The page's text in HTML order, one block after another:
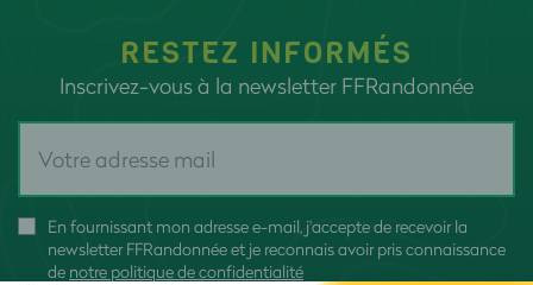
RESTEZ INFORMÉS
Inscrivez-vous à la newsletter FFRandonnée
En fournissant mon adresse e-mail, j'accepte de recevoir la
newsletter FFRandonnée et je reconnais avoir pris connaissance
de notre politique de confidentialité